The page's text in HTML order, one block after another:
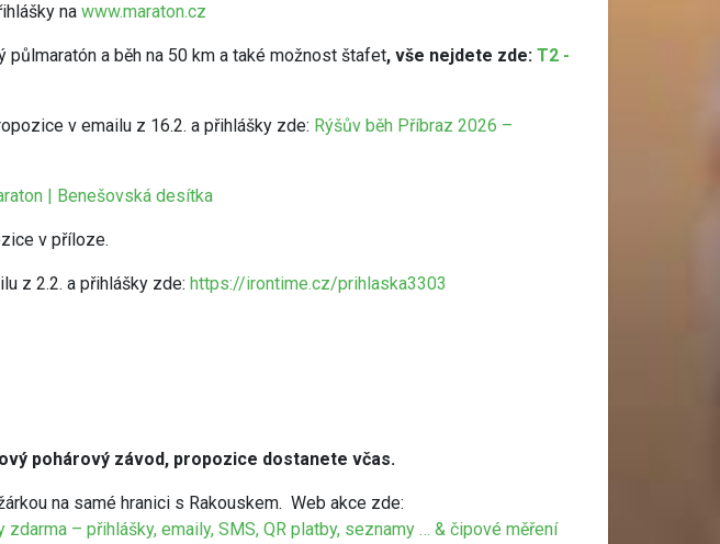
na www.maraton.cz
půlmaratón a běh na 50 km a také možnost štafet, vše nejdete zde: T2 -
v emailu z 16.2. a přihlášky zde: Rýšův běh Příbraz 2026 –
| Benešovská desítka
v příloze.
z 2.2. a přihlášky zde: https://irontime.cz/prihlaska3303
pohárový závod, propozice dostanete včas.
na samé hranici s Rakouskem. Web akce zde:
– přihlášky, emaily, SMS, QR platby, seznamy … & čipové měření